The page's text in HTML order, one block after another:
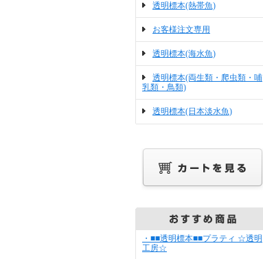
透明標本(熱帯魚)
お客様注文専用
透明標本(海水魚)
透明標本(両生類・爬虫類・哺
乳類・鳥類)
透明標本(日本淡水魚)
・■■透明標本■■プラティ ☆透明
工房☆